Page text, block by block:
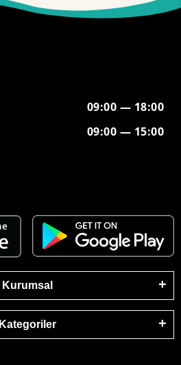
09:00 — 18:00
09:00 — 15:00
Kurumsal
Kategoriler